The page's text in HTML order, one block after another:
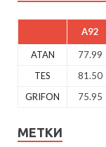
A92
ATAN 77.99
TES
81.50
GRIFON
75.95
МЕТКИ